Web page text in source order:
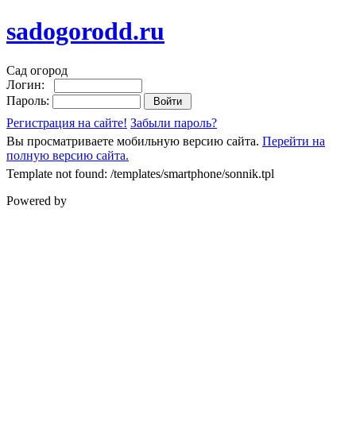
sadogorodd.ru
Сад огород
Логин:
Пароль:
Регистрация на сайте! Забыли пароль?
Вы просматриваете мобильную версию сайта. Перейти на
полную версию сайта.
Template not found: /templates/smartphone/sonnik.tpl
Powered by